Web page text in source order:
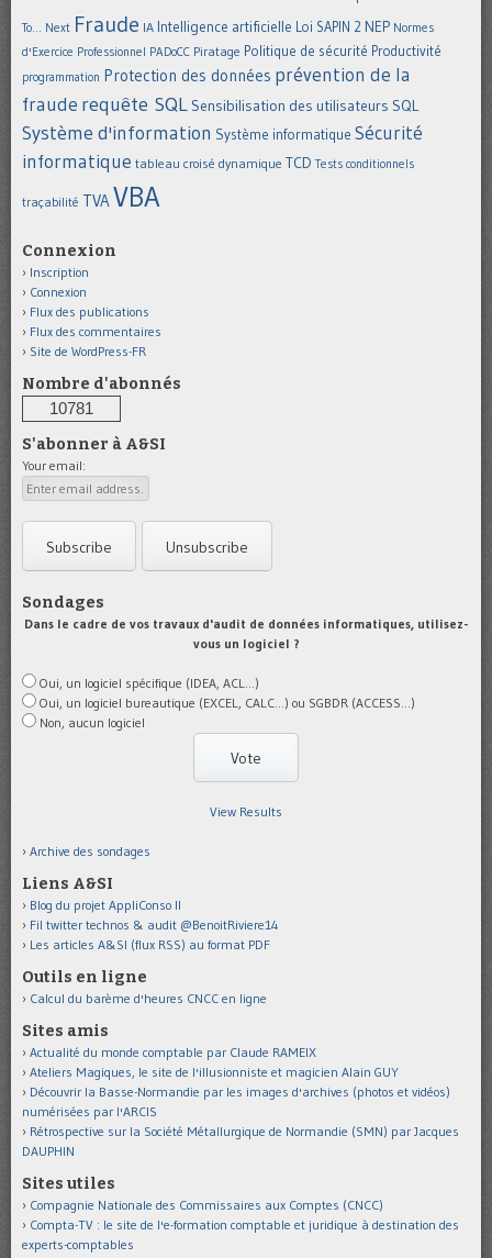
To... Next Fraude IA Intelligence artificielle Loi SAPIN 2 NEP Normes
d'Exercice Professionnel PADoCC Piratage Politique de sécurité Productivité
programmation Protection des données prévention de la
fraude requête SQL Sensibilisation des utilisateurs SQL
Système d'information Système informatique Sécurité
informatique tableau croisé dynamique TCD Tests conditionnels
traçabilité TVAVBA
Connexion
Inscription
Connexion
Flux des publications
Flux des commentaires
Site de WordPress-FR
Nombre d'abonnés
10781
S'abonner à A&SI
Your email:
Sondages
Dans le cadre de vos travaux d'audit de données informatiques, utilisez-
vous un logiciel ?
Oui, un logiciel spécifique (IDEA, ACL...)
Oui, un logiciel bureautique (EXCEL, CALC...) ou SGBDR (ACCESS...)
Non, aucun logiciel
View Results
Archive des sondages
Liens A&SI
Blog du projet AppliConso II
Fil twitter technos & audit @BenoitRiviere14
Les articles A&SI (flux RSS) au format PDF
Outils en ligne
Calcul du barème d'heures CNCC en ligne
Sites amis
Actualité du monde comptable par Claude RAMEIX
Ateliers Magiques, le site de l'illusionniste et magicien Alain GUY
Découvrir la Basse-Normandie par les images d'archives (photos et vidéos)
numérisées par l'ARCIS
Rétrospective sur la Société Métallurgique de Normandie (SMN) par Jacques
DAUPHIN
Sites utiles
Compagnie Nationale des Commissaires aux Comptes (CNCC)
Compta-TV : le site de l'e-formation comptable et juridique à destination des
experts-comptables